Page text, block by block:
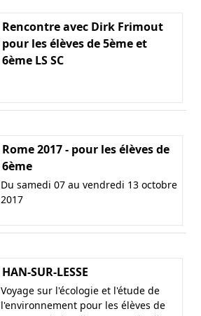
Rencontre avec Dirk Frimout
pour les élèves de 5ème et
6ème LS SC
Rome 2017 - pour les élèves de
6ème
Du samedi 07 au vendredi 13 octobre
2017
HAN-SUR-LESSE
Voyage sur l'écologie et l'étude de
l'environnement pour les élèves de